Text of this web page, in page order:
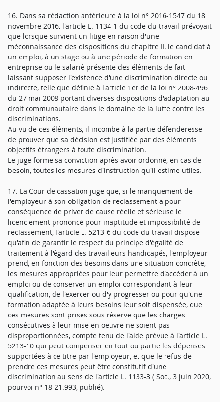
16. Dans sa rédaction antérieure à la loi n° 2016-1547 du 18
novembre 2016, l'article L. 1134-1 du code du travail prévoyait
que lorsque survient un litige en raison d'une
méconnaissance des dispositions du chapitre II, le candidat à
un emploi, à un stage ou à une période de formation en
entreprise ou le salarié présente des éléments de fait
laissant supposer l'existence d'une discrimination directe ou
indirecte, telle que définie à l'article 1er de la loi n° 2008-496
du 27 mai 2008 portant diverses dispositions d'adaptation au
droit communautaire dans le domaine de la lutte contre les
discriminations.
Au vu de ces éléments, il incombe à la partie défenderesse
de prouver que sa décision est justifiée par des éléments
objectifs étrangers à toute discrimination.
Le juge forme sa conviction après avoir ordonné, en cas de
besoin, toutes les mesures d'instruction qu'il estime utiles.
17. La Cour de cassation juge que, si le manquement de
l'employeur à son obligation de reclassement a pour
conséquence de priver de cause réelle et sérieuse le
licenciement prononcé pour inaptitude et impossibilité de
reclassement, l'article L. 5213-6 du code du travail dispose
qu'afin de garantir le respect du principe d'égalité de
traitement à l'égard des travailleurs handicapés, l'employeur
prend, en fonction des besoins dans une situation concrète,
les mesures appropriées pour leur permettre d'accéder à un
emploi ou de conserver un emploi correspondant à leur
qualification, de l'exercer ou d'y progresser ou pour qu'une
formation adaptée à leurs besoins leur soit dispensée, que
ces mesures sont prises sous réserve que les charges
consécutives à leur mise en oeuvre ne soient pas
disproportionnées, compte tenu de l'aide prévue à l'article L.
5213-10 qui peut compenser en tout ou partie les dépenses
supportées à ce titre par l'employeur, et que le refus de
prendre ces mesures peut être constitutif d'une
discrimination au sens de l'article L. 1133-3 ( Soc., 3 juin 2020,
pourvoi n° 18-21.993, publié).